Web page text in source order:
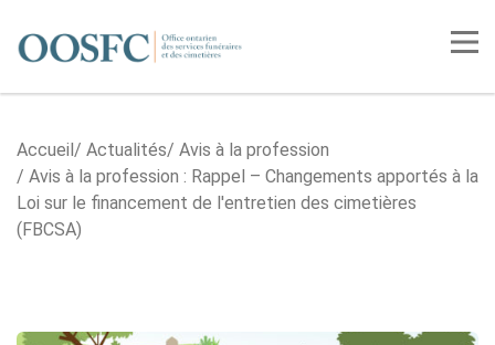
Accueil
Accueil Actualités
Avis à la profession
Avis à la profession : Rappel – Changements apportés à la
Loi sur le financement de l'entretien des cimetières
(FBCSA)